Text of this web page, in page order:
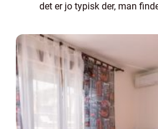
det er jo typisk der, man
hjælper med at lede røg og